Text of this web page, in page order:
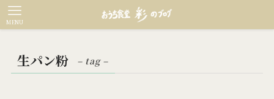
MENU
生パン粉 – tag –